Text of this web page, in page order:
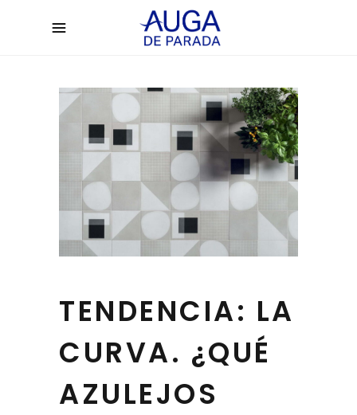
TENDENCIA: LA
CURVA. ¿QUÉ
AZULEJOS